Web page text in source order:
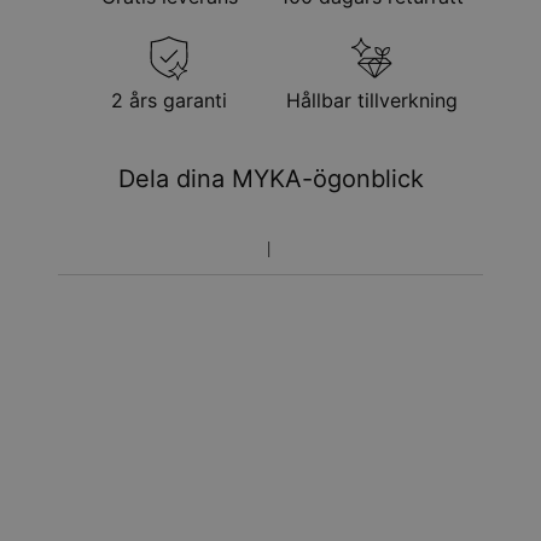
2 års garanti Hållbar tillverkning
Dela dina MYKA-ögonblick